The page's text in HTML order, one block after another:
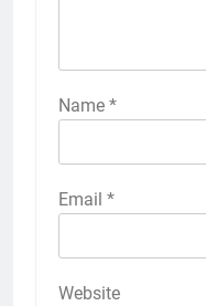
Name *
Email *
Website